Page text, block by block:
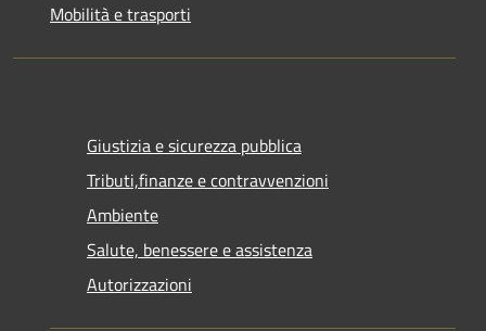
Mobilità e trasporti
Giustizia e sicurezza pubblica
Tributi,finanze e contravvenzioni
Ambiente
Salute, benessere e assistenza
Autorizzazioni